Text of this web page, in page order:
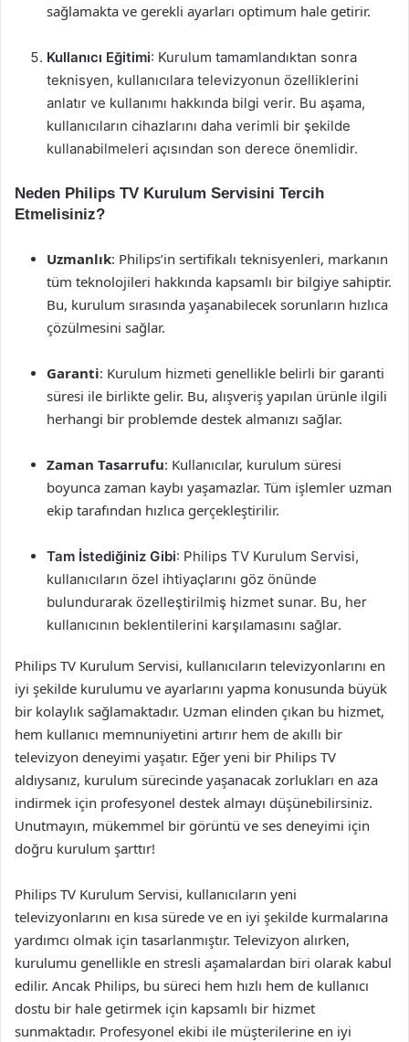
sağlamakta ve gerekli ayarları optimum hale getirir.
Kullanıcı Eğitimi: Kurulum tamamlandıktan sonra
teknisyen, kullanıcılara televizyonun özelliklerini
anlatır ve kullanımı hakkında bilgi verir. Bu aşama,
kullanıcıların cihazlarını daha verimli bir şekilde
kullanabilmeleri açısından son derece önemlidir.
Neden Philips TV Kurulum Servisini Tercih
Etmelisiniz?
Uzmanlık: Philips’in sertifikalı teknisyenleri, markanın
tüm teknolojileri hakkında kapsamlı bir bilgiye sahiptir.
Bu, kurulum sırasında yaşanabilecek sorunların hızlıca
çözülmesini sağlar.
Garanti: Kurulum hizmeti genellikle belirli bir garanti
süresi ile birlikte gelir. Bu, alışveriş yapılan ürünle ilgili
herhangi bir problemde destek almanızı sağlar.
Zaman Tasarrufu: Kullanıcılar, kurulum süresi
boyunca zaman kaybı yaşamazlar. Tüm işlemler uzman
ekip tarafından hızlıca gerçekleştirilir.
Tam İstediğiniz Gibi: Philips TV Kurulum Servisi,
kullanıcıların özel ihtiyaçlarını göz önünde
bulundurarak özelleştirilmiş hizmet sunar. Bu, her
kullanıcının beklentilerini karşılamasını sağlar.
Philips TV Kurulum Servisi, kullanıcıların televizyonlarını en
iyi şekilde kurulumu ve ayarlarını yapma konusunda büyük
bir kolaylık sağlamaktadır. Uzman elinden çıkan bu hizmet,
hem kullanıcı memnuniyetini artırır hem de akıllı bir
televizyon deneyimi yaşatır. Eğer yeni bir Philips TV
aldıysanız, kurulum sürecinde yaşanacak zorlukları en aza
indirmek için profesyonel destek almayı düşünebilirsiniz.
Unutmayın, mükemmel bir görüntü ve ses deneyimi için
doğru kurulum şarttır!
Philips TV Kurulum Servisi, kullanıcıların yeni
televizyonlarını en kısa sürede ve en iyi şekilde kurmalarına
yardımcı olmak için tasarlanmıştır. Televizyon alırken,
kurulumu genellikle en stresli aşamalardan biri olarak kabul
edilir. Ancak Philips, bu süreci hem hızlı hem de kullanıcı
dostu bir hale getirmek için kapsamlı bir hizmet
sunmaktadır. Profesyonel ekibi ile müşterilerine en iyi